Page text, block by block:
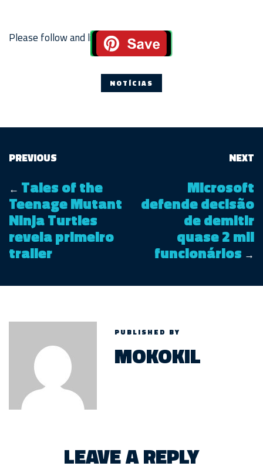
Please follow and like us:
NOTÍCIAS
PREVIOUS
← Tales of the
Teenage Mutant
Ninja Turtles
revela primeiro
trailer
NEXT
Microsoft
defende decisão
de demitir
quase 2 mil
funcionários →
PUBLISHED BY
MOKOKIL
LEAVE A REPLY